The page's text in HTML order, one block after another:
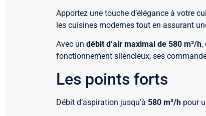
Apportez une touche d’élégance à votre
les cuisines modernes tout en assurant
Avec un débit d’air maximal de 580 m³/h,
fonctionnement silencieux, ses
Les points forts
Débit d’aspiration jusqu’à 580 m³/h pour